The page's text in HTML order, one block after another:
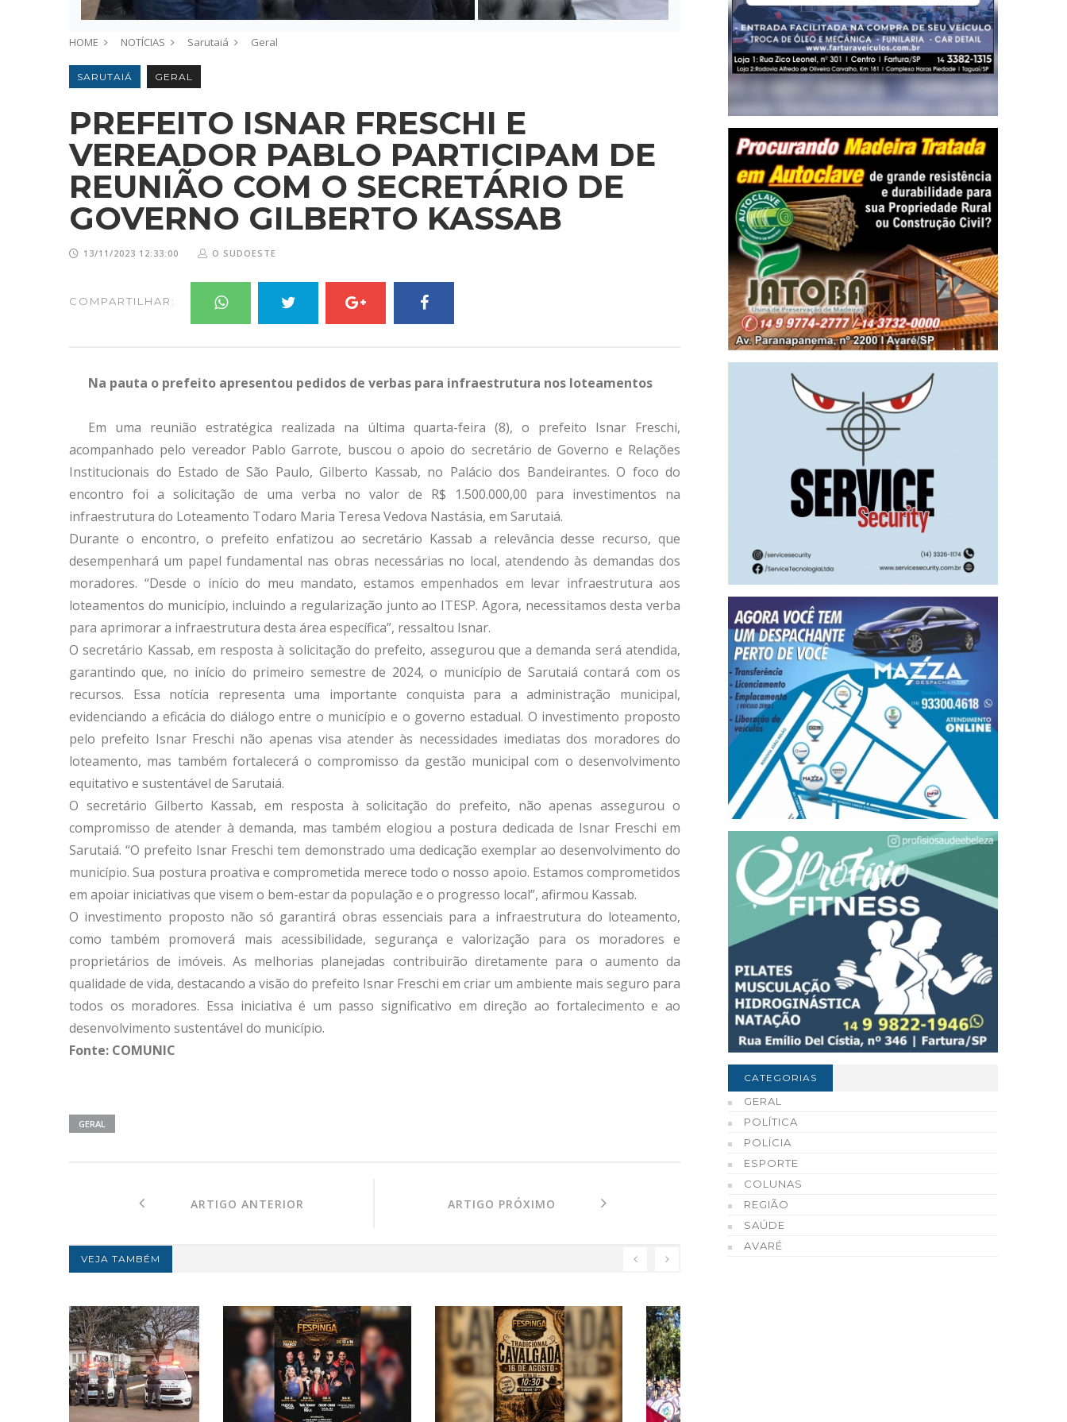
HOME NOTÍCIAS Sarutaiá Geral
SARUTAIÁ GERAL
PREFEITO ISNAR FRESCHI E
VEREADOR PABLO PARTICIPAM DE
REUNIÃO COM O SECRETÁRIO DE
GOVERNO GILBERTO KASSAB
13/11/2023 12:33:00 O SUDOESTE
COMPARTILHAR:
Na pauta o prefeito apresentou pedidos de verbas para infraestrutura nos loteamentos
Em uma reunião estratégica realizada na última quarta-feira (8), o prefeito Isnar Freschi,
acompanhado pelo vereador Pablo Garrote, buscou o apoio do secretário de Governo e Relações
Institucionais do Estado de São Paulo, Gilberto Kassab, no Palácio dos Bandeirantes. O foco do
encontro foi a solicitação de uma verba no valor de R$ 1.500.000,00 para investimentos na
infraestrutura do Loteamento Todaro Maria Teresa Vedova Nastásia, em Sarutaiá.
Durante o encontro, o prefeito enfatizou ao secretário Kassab a relevância desse recurso, que
desempenhará um papel fundamental nas obras necessárias no local, atendendo às demandas dos
moradores. “Desde o início do meu mandato, estamos empenhados em levar infraestrutura aos
loteamentos do município, incluindo a regularização junto ao ITESP. Agora, necessitamos desta verba
para aprimorar a infraestrutura desta área específica”, ressaltou Isnar.
O secretário Kassab, em resposta à solicitação do prefeito, assegurou que a demanda será atendida,
garantindo que, no início do primeiro semestre de 2024, o município de Sarutaiá contará com os
recursos. Essa notícia representa uma importante conquista para a administração municipal,
evidenciando a eficácia do diálogo entre o município e o governo estadual. O investimento proposto
pelo prefeito Isnar Freschi não apenas visa atender às necessidades imediatas dos moradores do
loteamento, mas também fortalecerá o compromisso da gestão municipal com o desenvolvimento
equitativo e sustentável de Sarutaiá.
O secretário Gilberto Kassab, em resposta à solicitação do prefeito, não apenas assegurou o
compromisso de atender à demanda, mas também elogiou a postura dedicada de Isnar Freschi em
Sarutaiá. “O prefeito Isnar Freschi tem demonstrado uma dedicação exemplar ao desenvolvimento do
município. Sua postura proativa e comprometida merece todo o nosso apoio. Estamos comprometidos
em apoiar iniciativas que visem o bem-estar da população e o progresso local”, afirmou Kassab.
O investimento proposto não só garantirá obras essenciais para a infraestrutura do loteamento,
como também promoverá mais acessibilidade, segurança e valorização para os moradores e
proprietários de imóveis. As melhorias planejadas contribuirão diretamente para o aumento da
qualidade de vida, destacando a visão do prefeito Isnar Freschi em criar um ambiente mais seguro para
todos os moradores. Essa iniciativa é um passo significativo em direção ao fortalecimento e ao
desenvolvimento sustentável do município.
Fonte: COMUNIC
GERAL
ARTIGO ANTERIOR ARTIGO PRÓXIMO
VEJA TAMBÉM
CATEGORIAS
GERAL
POLÍTICA
POLÍCIA
ESPORTE
COLUNAS
REGIÃO
SAÚDE
AVARÉ